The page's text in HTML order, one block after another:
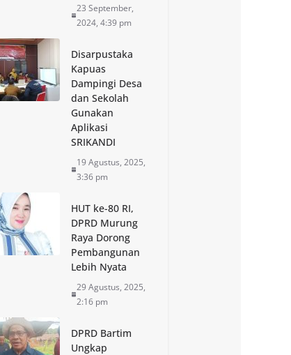
23 September,
2024, 4:39 pm
Disarpustaka
Kapuas
Dampingi Desa
dan Sekolah
Gunakan
Aplikasi
SRIKANDI
19 Agustus, 2025,
3:36 pm
HUT ke-80 RI,
DPRD Murung
Raya Dorong
Pembangunan
Lebih Nyata
29 Agustus, 2025,
2:16 pm
DPRD Bartim
Ungkap